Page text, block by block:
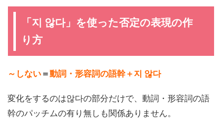
「지 않다」を使った否定の表現の作
り方
～しない ＝動詞・形容詞の語幹＋지 않다
変化をするのは않다の部分だけで、動詞・形容詞の語
幹のパッチムの有り無しも関係ありません。